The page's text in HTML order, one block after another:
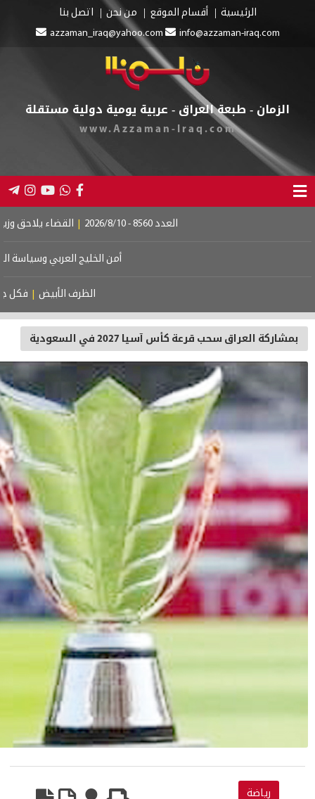
من نحن
اتصل بنا
azzaman_iraq@yahoo.com
- عربية يومية دولية مستقلة
القضاء يلاحق وزيراً سابقاً ونائباً بتهم تضخّم وإنتفاع غير
أمن الخليج العربي وسياسة التحوّط الإستراتيجي اللغة العربية
فكل جمالٍ لم ير وجهكَ الزاهي | يوم النصر
في السعودية